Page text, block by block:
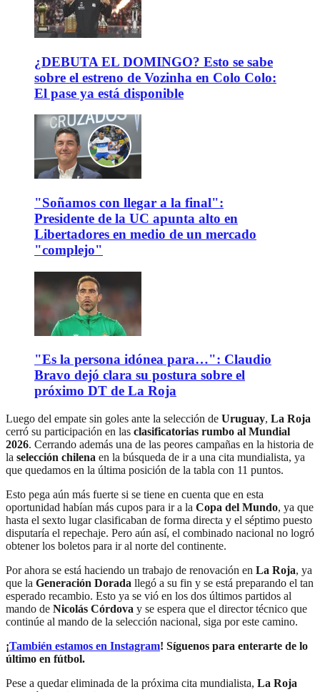
¿DEBUTA EL DOMINGO? Esto se sabe
sobre el estreno de Vozinha en Colo Colo:
El pase ya está disponible
"Soñamos con llegar a la final":
Presidente de la UC apunta alto en
Libertadores en medio de un mercado
"complejo"
"Es la persona idónea para…": Claudio
Bravo dejó clara su postura sobre el
próximo DT de La Roja
Luego del empate sin goles ante la selección de Uruguay, La Roja
cerró su participación en las clasificatorias rumbo al Mundial
2026. Cerrando además una de las peores campañas en la historia de
la selección chilena en la búsqueda de ir a una cita mundialista, ya
que quedamos en la última posición de la tabla con 11 puntos.
Esto pega aún más fuerte si se tiene en cuenta que en esta
oportunidad habían más cupos para ir a la Copa del Mundo, ya que
hasta el sexto lugar clasificaban de forma directa y el séptimo puesto
disputaría el repechaje. Pero aún así, el combinado nacional no logró
obtener los boletos para ir al norte del continente.
Por ahora se está haciendo un trabajo de renovación en La Roja, ya
que la Generación Dorada llegó a su fin y se está preparando el tan
esperado recambio. Esto ya se vió en los dos últimos partidos al
mando de Nicolás Córdova y se espera que el director técnico que
continúe al mando de la selección nacional, siga por este camino.
¡También estamos en Instagram! Síguenos para enterarte de lo
último en fútbol.
Pese a quedar eliminada de la próxima cita mundialista, La Roja